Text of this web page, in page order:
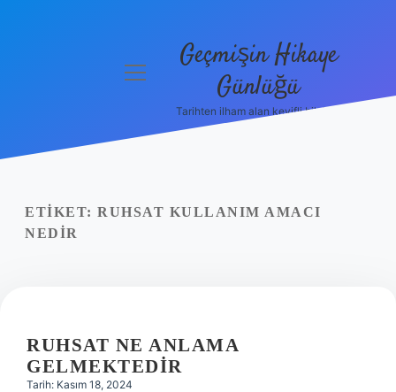
Yasal Uyarı
menüyü
Geçmişin Hikaye
Günlüğü
Tarihten ilham alan keyifli bilgiler!
ETIKET: RUHSAT KULLANIM AMACI
NEDIR
RUHSAT NE ANLAMA
GELMEKTEDIR
Tarih: Kasım 18, 2024